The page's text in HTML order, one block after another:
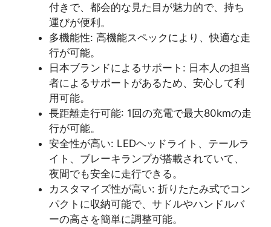
付きで、都会的な見た目が魅力的で、持ち
運びが便利。
多機能性: 高機能スペックにより、快適な走
行が可能。
日本ブランドによるサポート: 日本人の担当
者によるサポートがあるため、安心して利
用可能。
長距離走行可能: 1回の充電で最大80kmの走
行が可能。
安全性が高い: LEDヘッドライト、テールラ
イト、ブレーキランプが搭載されていて、
夜間でも安全に走行できる。
カスタマイズ性が高い: 折りたたみ式でコン
パクトに収納可能で、サドルやハンドルバ
ーの高さを簡単に調整可能。